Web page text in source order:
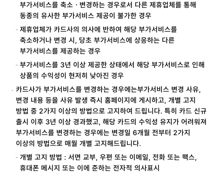
부가서비스를 축소ㆍ변경하는 경우로서 다른 제휴업체를 통해
동종의 유사한 부가서비스 제공이 불가한 경우
제휴업체가 카드사의 의사에 반하여 해당 부가서비스를
축소하거나 변경 시, 당초 부가서비스에 상응하는 다른
부가서비스를 제공하는 경우
부가서비스를 3년 이상 제공한 상태에서 해당 부가서비스로 인해
상품의 수익성이 현저히 낮아진 경우
카드사가 부가서비스를 변경하는 경우에는부가서비스 변경 사유,
변경 내용 등을 사유 발생 즉시 홈페이지에 게시하고, 개별 고지
방법 중 2가지 이상의 방법으로 고지하여 드립니다. 특히 카드 신규
출시 이후 3년 이상 경과했고, 해당 카드의 수익성 유지가 어려워져
부가서비스를 변경하는 경우에는 변경일 6개월 전부터 2가지
이상의 방법으로 매월 개별 고지해드립니다.
개별 고지 방법 : 서면 교부, 우편 또는 이메일, 전화 또는 팩스,
휴대폰 메시지 또는 이에 준하는 전자적 의사표시